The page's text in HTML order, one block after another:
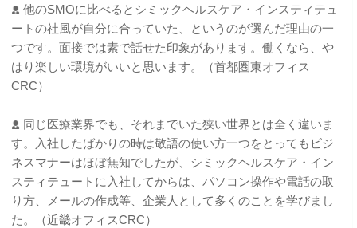
他のSMOに比べるとシミックヘルスケア・インスティテュ
ートの社風が自分に合っていた、というのが選んだ理由の一
つです。面接では素で話せた印象があります。働くなら、や
はり楽しい環境がいいと思います。（首都圏東オフィス
CRC）
同じ医療業界でも、それまでいた狭い世界とは全く違いま
す。入社したばかりの時は敬語の使い方一つをとってもビジ
ネスマナーはほぼ無知でしたが、シミックヘルスケア・イン
スティテュートに入社してからは、パソコン操作や電話の取
り方、メールの作成等、企業人として多くのことを学びまし
た。（近畿オフィスCRC）